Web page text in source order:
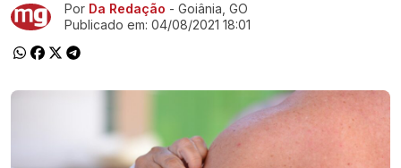
Ir direto pra matéria
Por Da Redação - Goiânia, GO
Publicado em: 04/08/2021 18:01